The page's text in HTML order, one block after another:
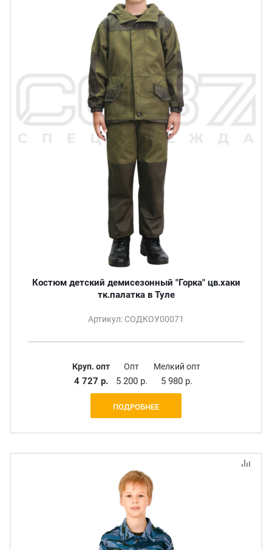
Костюм детский демисезонный "Горка" цв.хаки
тк.палатка в Туле
Артикул: СОДКОУ00071
Круп. опт
4 727 р.
Опт
5 200 р.
Мелкий опт
5 980 р.
ПОДРОБНЕЕ